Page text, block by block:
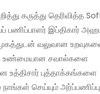
கருத்து தெரிவித்த
பணிப்பாளர் இப்திகார்
வலுவான
உண்மையான சவால்களை
உத்திசார் புத்தாக்கங்களை
செய்யும் அர்ப்பணிப்பு